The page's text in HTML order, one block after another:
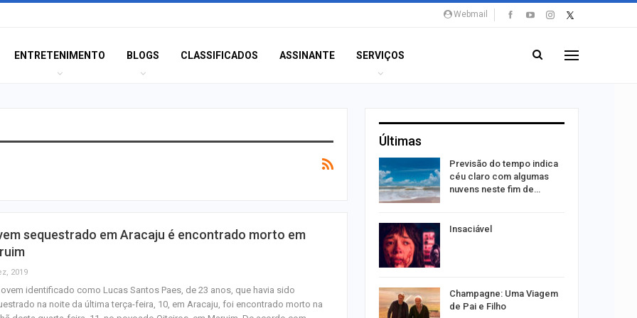
Webmail
ENTRETENIMENTO BLOGS CLASSIFICADOS ASSINANTE SERVIÇOS
sequestrado em Aracaju é encontrado morto em
2019
identificado como Lucas Santos Paes, de 23 anos, que havia sido
na noite da última terça-feira, 10, em Aracaju, foi encontrado morto na
Últimas
Caso Flávia Barros:
Eventos esportivos alteram
o trânsito em Aracaju
Confira as novas vagas de
emprego em Aracaju
Previsão do tempo indica
céu claro com algumas
nuvens neste fim de…
Insaciável
Champagne: Uma Viagem
de Pai e Filho